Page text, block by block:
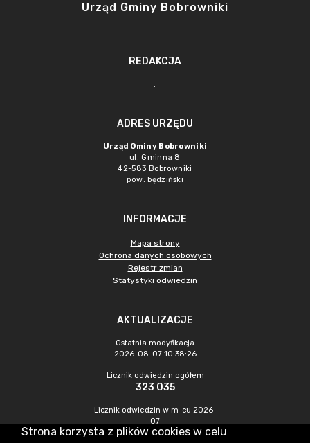
Urząd Gminy Bobrowniki
REDAKCJA
.
ADRES URZĘDU
Urząd Gminy Bobrowniki
ul. Gminna 8
42-583 Bobrowniki
pow. będziński
INFORMACJE
Mapa strony
Ochrona danych osobowych
Rejestr zmian
Statystyki odwiedzin
AKTUALIZACJE
Ostatnia modyfikacja
2026-08-07 10:38:26
Licznik odwiedzin ogółem
323 035
Licznik odwiedzin w m-cu 2026-
07
651
Strona korzysta z plików cookies w celu